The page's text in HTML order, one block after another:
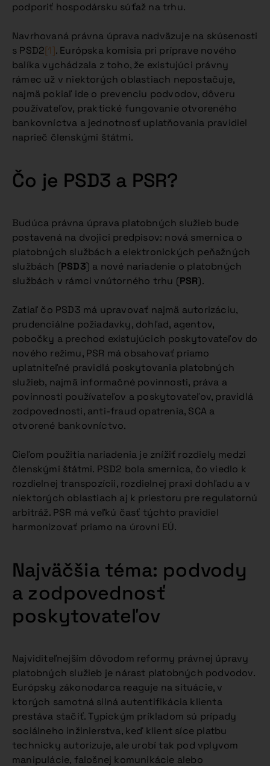
podporiť hospodársku súťaž na trhu.
Navrhovaná právna úprava nadväzuje na skúsenosti
s PSD2[1]. Európska komisia pri príprave nového
balíka vychádzala z toho, že existujúci právny
rámec už v niektorých oblastiach nepostačuje,
najmä pokiaľ ide o prevenciu podvodov, dôveru
používateľov, praktické fungovanie otvoreného
bankovníctva a jednotnosť uplatňovania pravidiel
naprieč členskými štátmi.
Čo je PSD3 a PSR?
Budúca právna úprava platobných služieb bude
postavená na dvojici predpisov: nová smernica o
platobných službách a elektronických peňažných
službách (PSD3) a nové nariadenie o platobných
službách v rámci vnútorného trhu (PSR).
Zatiaľ čo PSD3 má upravovať najmä autorizáciu,
prudenciálne požiadavky, dohľad, agentov,
pobočky a prechod existujúcich poskytovateľov do
nového režimu, PSR má obsahovať priamo
uplatniteľné pravidlá poskytovania platobných
služieb, najmä informačné povinnosti, práva a
povinnosti používateľov a poskytovateľov, pravidlá
zodpovednosti, anti-fraud opatrenia, SCA a
otvorené bankovníctvo.
Cieľom použitia nariadenia je znížiť rozdiely medzi
členskými štátmi. PSD2 bola smernica, čo viedlo k
rozdielnej transpozícii, rozdielnej praxi dohľadu a v
niektorých oblastiach aj k priestoru pre regulatornú
arbitráž. PSR má veľkú časť týchto pravidiel
harmonizovať priamo na úrovni EÚ.
Najväčšia téma: podvody
a zodpovednosť
poskytovateľov
Najviditeľnejším dôvodom reformy právnej úpravy
platobných služieb je nárast platobných podvodov.
Európsky zákonodarca reaguje na situácie, v
ktorých samotná silná autentifikácia klienta
prestáva stačiť. Typickým príkladom sú prípady
sociálneho inžinierstva, keď klient síce platbu
technicky autorizuje, ale urobí tak pod vplyvom
manipulácie, falošnej komunikácie alebo